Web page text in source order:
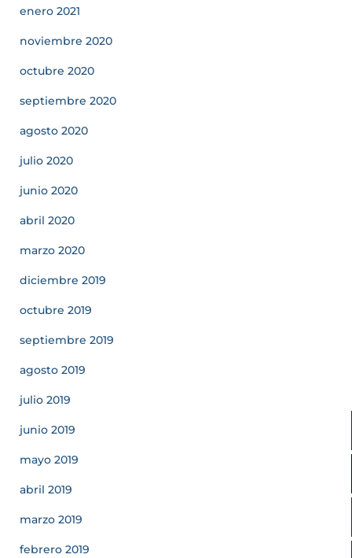
enero 2021
noviembre 2020
octubre 2020
septiembre 2020
agosto 2020
julio 2020
junio 2020
abril 2020
marzo 2020
diciembre 2019
octubre 2019
septiembre 2019
agosto 2019
julio 2019
junio 2019
mayo 2019
abril 2019
marzo 2019
febrero 2019